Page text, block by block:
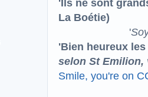
La Boétie)
'
'Bien heureux
selon St Emilion,
Smile, you're on